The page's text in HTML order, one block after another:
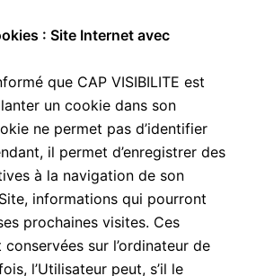
: Site Internet avec
que CAP VISIBILITE est
un cookie dans son
ne permet pas d’identifier
il permet d’enregistrer des
à la navigation de son
informations qui pourront
prochaines visites. Ces
sur l’ordinateur de
l’Utilisateur peut, s’il le